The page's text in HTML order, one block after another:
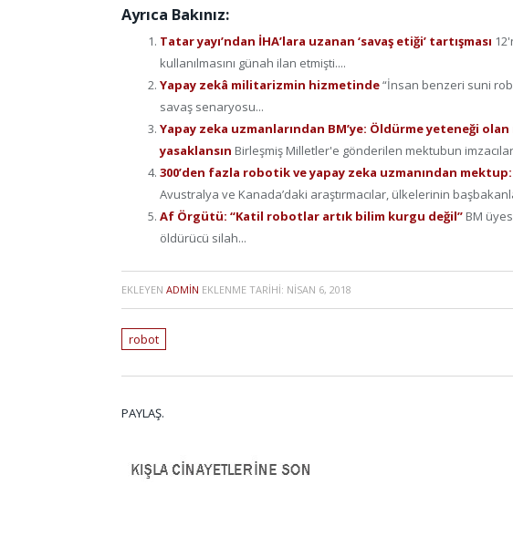
Ayrıca Bakınız:
Tatar yayı’ndan İHA’lara uzanan ‘savaş etiği’ tartışması
kullanılmasını günah ilan etmişti....
Yapay zekâ militarizmin hizmetinde“İnsan benzeri suni
savaş senaryosu...
Yapay zeka uzmanlarından BM’ye: Öldürme yeteneği
yasaklansın Birleşmiş Milletler'e gönderilen mektubun
300’den fazla robotik ve yapay zeka uzmanından
Avustralya ve Kanada’daki araştırmacılar, ülkelerinin
Af Örgütü: “Katil robotlar artık bilim kurgu değil” BM
öldürücü silah...
EKLEYEN ADMIN EKLENME TARIHI: NISAN 6, 2018
robot
PAYLAŞ.